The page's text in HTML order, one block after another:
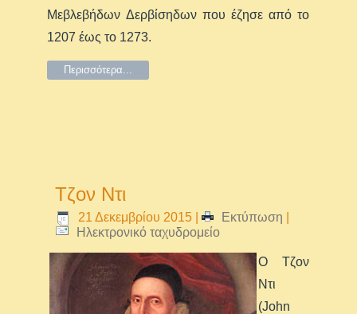
Μεβλεβήδων Δερβίσηδων που έζησε από το
1207 έως το 1273.
Περισσότερα...
Τζoν Ντι
21 Δεκεμβρίου 2015 | Εκτύπωση
Ηλεκτρονικό ταχυδρομείο
Ο Τζoν
Ντι
(John